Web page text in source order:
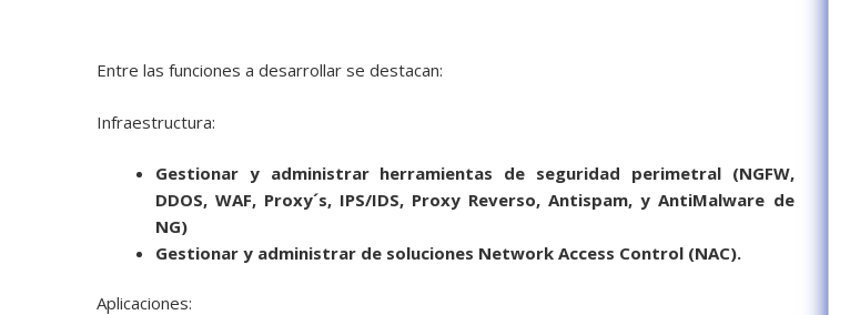
Entre las funciones a desarrollar se destacan:
Infraestructura:
Gestionar y administrar herramientas de seguridad perimetral (NGFW,
DDOS, WAF, Proxy´s, IPS/IDS, Proxy Reverso, Antispam, y AntiMalware de
NG)
Gestionar y administrar de soluciones Network Access Control (NAC).
Aplicaciones: